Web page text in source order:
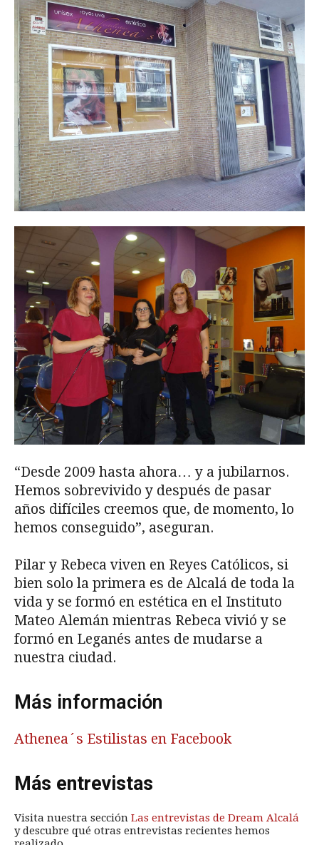
“Desde 2009 hasta ahora… y a jubilarnos.
Hemos sobrevivido y después de pasar
años difíciles creemos que, de momento, lo
hemos conseguido”, aseguran.
Pilar y Rebeca viven en Reyes Católicos, si
bien solo la primera es de Alcalá de toda la
vida y se formó en estética en el Instituto
Mateo Alemán mientras Rebeca vivió y se
formó en Leganés antes de mudarse a
nuestra ciudad.
Más información
Athenea´s Estilistas en Facebook
Más entrevistas
Visita nuestra sección Las entrevistas de Dream Alcalá
y descubre qué otras entrevistas recientes hemos